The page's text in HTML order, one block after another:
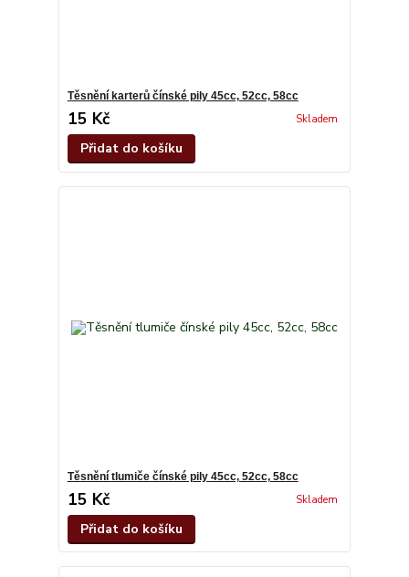
Těsnění karterů čínské pily 45cc, 52cc, 58cc
15 Kč Skladem
Přidat do košíku
Těsnění tlumiče čínské pily 45cc, 52cc, 58cc
15 Kč Skladem
Přidat do košíku